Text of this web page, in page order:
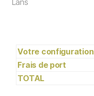
Votre configuration
Frais de port
TOTAL